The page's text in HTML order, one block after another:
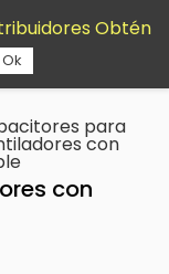
para
con
con
Obtén
Ok